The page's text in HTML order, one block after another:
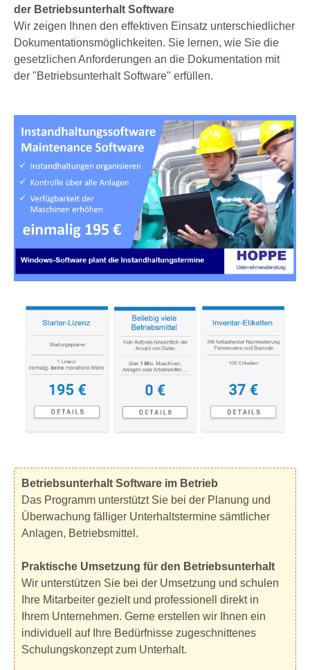
der Betriebsunterhalt Software
Wir zeigen Ihnen den effektiven Einsatz unterschiedlicher
Dokumentationsmöglichkeiten. Sie lernen, wie Sie die
gesetzlichen Anforderungen an die Dokumentation mit
der "Betriebsunterhalt Software" erfüllen.
Betriebsunterhalt Software im Betrieb
Das Programm unterstützt Sie bei der Planung und
Überwachung fälliger Unterhaltstermine sämtlicher
Anlagen, Betriebsmittel.
Praktische Umsetzung für den Betriebsunterhalt
Wir unterstützen Sie bei der Umsetzung und schulen
Ihre Mitarbeiter gezielt und professionell direkt in
Ihrem Unternehmen. Gerne erstellen wir Ihnen ein
individuell auf Ihre Bedürfnisse zugeschnittenes
Schulungskonzept zum Unterhalt.